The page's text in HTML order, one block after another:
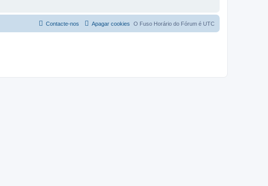
O Fuso Horário do Fórum é UTC
Apagar cookies
Contacte-nos